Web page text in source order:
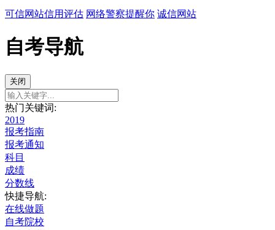
可信网站信用评估 网络警察提醒你 诚信网站
自考导航
关闭
热门关键词:
2019
报考指南
报考通知
科目
成绩
分数线
快捷导航:
在线做题
自考院校